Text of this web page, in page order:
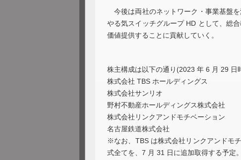
今後は両社のネットワーク・事業基盤を
やる気スイッチグループ HD として、総
価値提供することに貢献していく。
株主構成は以下の通り(2023 年 6 月 29 日
株式会社 TBS ホールディングス
株式会社サンリオ
野村不動産ホールディングス株式会社
株式会社リンクアンドモチベーション
名古屋鉄道株式会社
※なお、TBS は株式会社リンクアンドモ
式全てを、7 月 31 日に追加取得する予定。